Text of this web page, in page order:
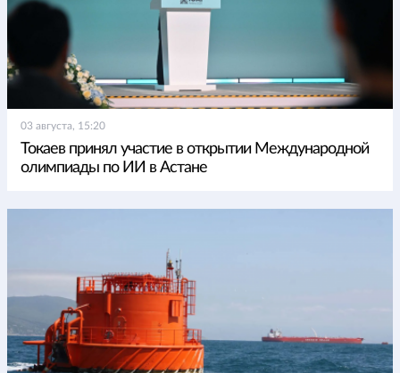
03 августа, 15:20
Токаев принял участие в открытии Международной
олимпиады по ИИ в Астане